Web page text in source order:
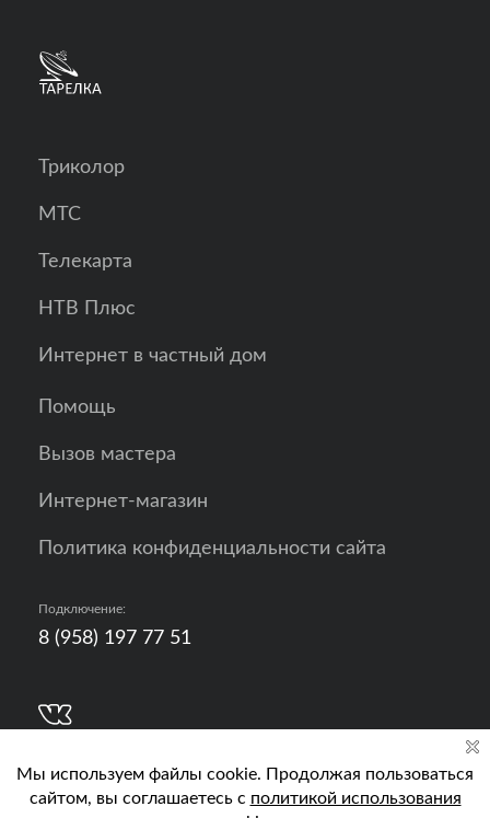
Триколор
МТС
Телекарта
НТВ Плюс
Интернет в частный дом
Помощь
Вызов мастера
Интернет-магазин
Политика конфиденциальности сайта
Подключение:
8 (958) 197 77 51
Кислород